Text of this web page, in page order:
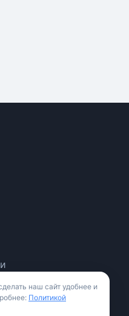
наш сайт удобнее и
Политикой